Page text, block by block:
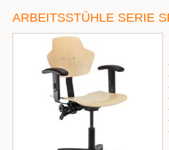
ARBEITSSTÜHLE SERIE